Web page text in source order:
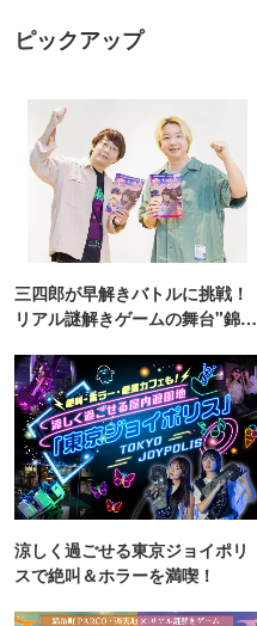
ピックアップ
三四郎が早解きバトルに挑戦！
リアル謎解きゲームの舞台"錦糸
涼しく過ごせる東京ジョイポリ
スで絶叫＆ホラーを満喫！